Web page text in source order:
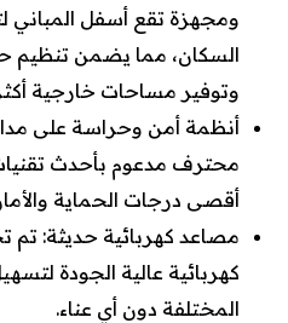
ومجهزة تقع أسفل المباني
السكان، مما يضمن تنظيم
وتوفير مساحات خارجية
أنظمة أمن وحراسة على
محترف مدعوم بأحدث
أقصى درجات الحماية
مصاعد كهربائية حديثة:
كهربائية عالية الجودة
المختلفة دون أي عناء.